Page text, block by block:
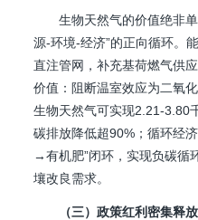
生物天然气的价值绝非
源-环境-经济”的正向循环。
直注管网，补充基荷燃气供
价值：阻断温室效应为二氧
生物天然气可实现2.21-3.80
碳排放降低超90%；循环经
→有机肥”闭环，实现负碳循
壤改良需求。
（三）政策红利密集释